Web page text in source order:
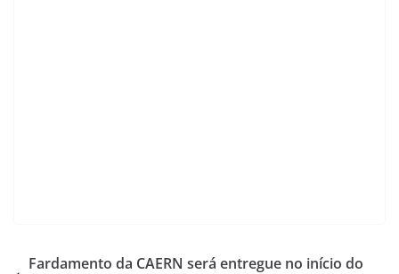
Fardamento da CAERN será entregue no início do